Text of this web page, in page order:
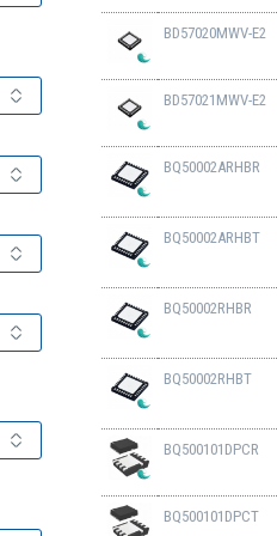
BD57020MWV-E2
BD57021MWV-E2
BQ50002ARHBR
BQ50002ARHBT
BQ50002RHBR
BQ50002RHBT
BQ500101DPCR
BQ500101DPCT